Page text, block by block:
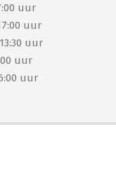
uur
uur
uur
uur
uur